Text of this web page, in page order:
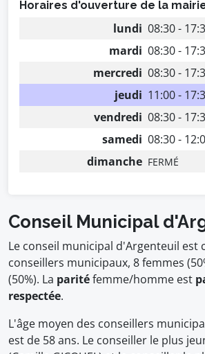
Horaires d'ouverture de la
lundi 08:30 -
mardi 08:30 -
mercredi 08:30 -
jeudi 11:00 -
vendredi 08:30 -
samedi 08:30 -
dimanche FERMÉ
Conseil Municipal
Le conseil municipal d'Argenteuil est
conseillers municipaux, 8 femmes
(50%). La paritéfemme/homme est
respectée.
L'âge moyen des conseillers
est de 58 ans. Le conseiller le plus